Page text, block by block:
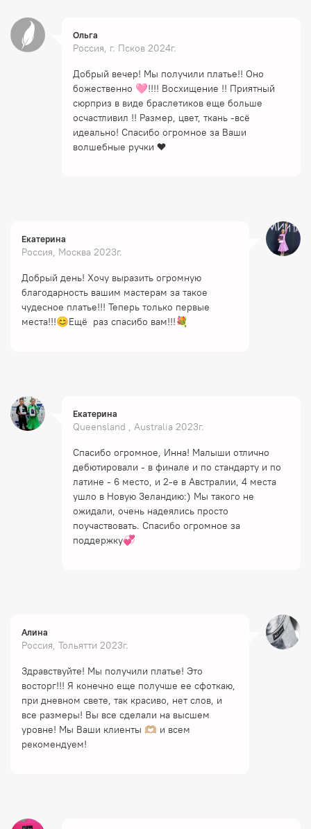
Ольга
Россия, г. Псков 2024г.
Добрый вечер! Мы получили платье!! Оно
божественно 🩷!!!! Восхищение !! Приятный
сюрприз в виде браслетиков еще больше
осчастливил !! Размер, цвет, ткань -всё
идеально! Спасибо огромное за Ваши
волшебные ручки ❤
Екатерина
Россия, Москва 2023г.
Добрый день! Хочу выразить огромную
благодарность вашим мастерам за такое
чудесное платье!!! Теперь только первые
места!!!😊Ещё раз спасибо вам!!!💐
Екатерина
Queensland , Australia 2023г.
Cпасибо огромное, Инна! Малыши отлично
дебютировали - в финале и по стандарту и по
латине - 6 место, и 2-е в Австралии, 4 места
ушло в Новую Зеландию:) Мы такого не
ожидали, очень надеялись просто
поучаствовать. Спасибо огромное за
поддержку💞
Алина
Россия, Тольятти 2023г.
Здравствуйте! Мы получили платье! Это
восторг!!! Я конечно еще получше ее сфоткаю,
при дневном свете, так красиво, нет слов, и
все размеры! Вы все сделали на высшем
уровне! Мы Ваши клиенты 🫶🏼 и всем
рекомендуем!